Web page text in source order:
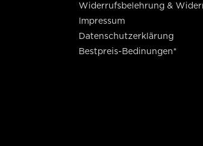
Widerrufsbelehrung &
Impressum
Datenschutzerklärung
Bestpreis-Bedinungen*